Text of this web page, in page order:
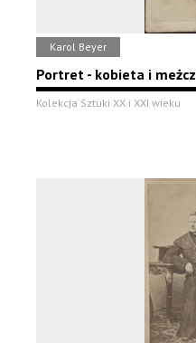
Karol Beyer
Portret - kobieta i
Kolekcja Sztuki XX i XXI wieku